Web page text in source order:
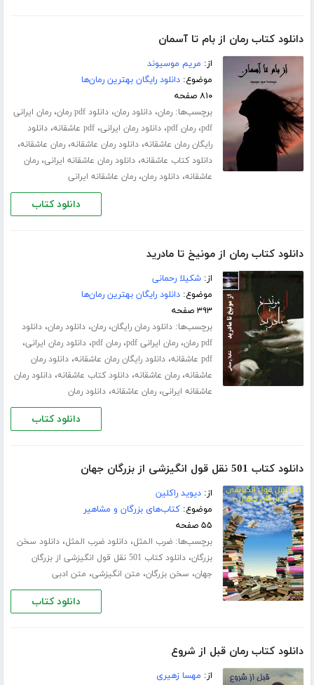
دانلود کتاب رمان از بام تا آسمان
از: مریم موسیوند
موضوع:دانلود رایگان بهترین رمان‌ها
۸۱۰ صفحه
برچسب‌ها:رمان،دانلود رمان،دانلود pdf رمان ،رمان ایرانی
pdf،رمان pdf ،دانلود رمان ایرانی،pdf عاشقانه ،دانلود
رایگان رمان عاشقانه،دانلود رمان عاشقانه،رمان عاشقانه،
دانلود کتاب عاشقانه،دانلود رمان عاشقانه ایرانی،رمان
عاشقانه،دانلود رمان،رمان عاشقانه ایرانی
دانلود کتاب
دانلود کتاب رمان از مونیخ تا مادرید
از:شکیلا رحمانی
موضوع:دانلود رایگان بهترین رمان‌ها
۳۹۳ صفحه
برچسب‌ها:دانلود رمان رایگان،رمان،دانلود رمان،دانلود
pdf رمان
،رمان ایرانی pdf ،رمان pdf ،دانلود رمان ایرانی،
pdf عاشقانه ،دانلود رایگان رمان عاشقانه،دانلود رمان
عاشقانه،رمان عاشقانه،دانلود کتاب عاشقانه،دانلود رمان
عاشقانه ایرانی،رمان عاشقانه،دانلود رمان
دانلود کتاب
دانلود کتاب 501 نقل قول انگیزشی از بزرگان جهان
از:دیوید راکلین
موضوع:کتاب‌های بزرگان و مشاهیر
۵۵ صفحه
برچسب‌ها:ضرب المثل،دانلود ضرب المثل،دانلود سخن
بزرگان،
دانلود کتاب 501 نقل قول انگیزشی از بزرگان
جهان، سخن بزرگان، متن انگیزشی، متن ادبی
دانلود کتاب
دانلود کتاب رمان قبل از شروع
از: مهسا زهیری